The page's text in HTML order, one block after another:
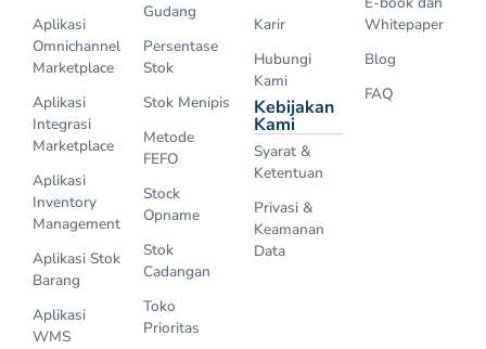
Aplikasi
Omnichannel
Marketplace
Aplikasi
Integrasi
Marketplace
Aplikasi
Inventory
Management
Aplikasi Stok
Barang
Aplikasi
WMS
Gudang
Persentase
Stok
Stok Menipis
Metode
FEFO
Stock
Opname
Stok
Cadangan
Toko
Prioritas
Karir
Hubungi
Kami
Kebijakan
Kami
Syarat &
Ketentuan
Privasi &
Keamanan
Data
Whitepaper
Blog
FAQ